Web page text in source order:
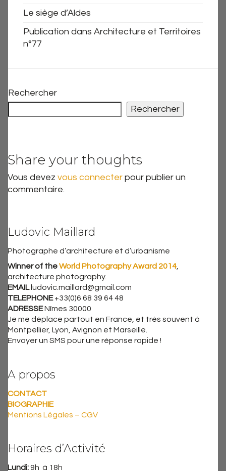
Le siège d’Aldes
Publication dans Architecture et Territoires
n°77
Rechercher
Rechercher
Share your thoughts
Vous devez vous connecter pour publier un
commentaire.
Ludovic Maillard
Photographe d’architecture et d’urbanisme
Winner of theWorld Photography Award 2014
architecture photography.
EMAIL ludovic.maillard@gmail.com
TELEPHONE+33(0)6 68 39 64 48
ADRESSENîmes 30000
Je me déplace partout en France, et très souvent à
Montpellier, Lyon, Avignon et Marseille.
Envoyer un SMS pour une réponse rapide !
A propos
CONTACT
BIOGRAPHIE
Mentions Légales – CGV
Horaires d’Activité
Lundi:9h à 18h